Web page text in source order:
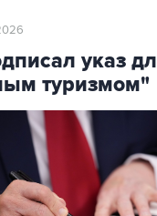
указ
туризмом"